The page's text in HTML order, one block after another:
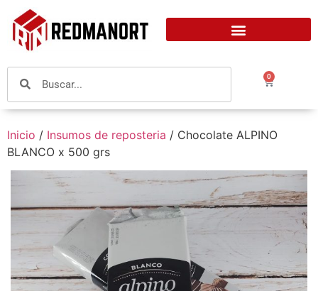
0
Inicio / Insumos de reposteria / Chocolate ALPINO
BLANCO x 500 grs